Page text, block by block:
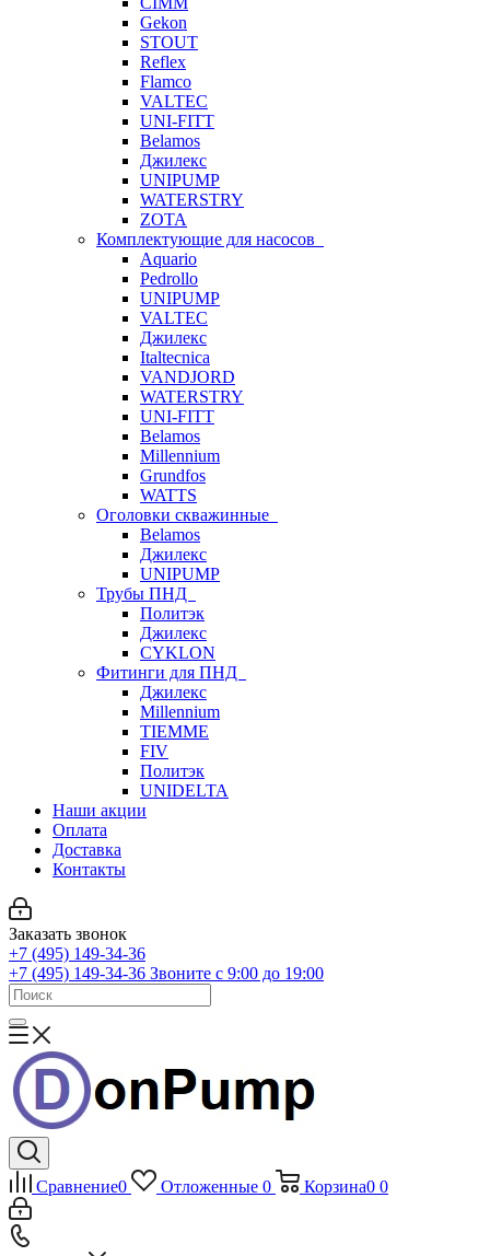
Gekon
STOUT
Reflex
Flamco
VALTEC
UNI-FITT
Belamos
Джилекс
UNIPUMP
WATERSTRY
ZOTA
Комплектующие для насосов
Aquario
Pedrollo
UNIPUMP
VALTEC
Джилекс
Italtecnica
VANDJORD
WATERSTRY
UNI-FITT
Belamos
Millennium
Grundfos
WATTS
Оголовки скважинные
Belamos
Джилекс
UNIPUMP
Трубы ПНД
Политэк
Джилекс
CYKLON
Фитинги для ПНД
Джилекс
Millennium
TIEMME
FIV
Политэк
UNIDELTA
Наши акции
Оплата
Доставка
Контакты
Заказать звонок
+7 (495) 149-34-36
+7 (495) 149-34-36 Звоните с 9:00 до 19:00
Сравнение0 Отложенные 0 Корзина0 0